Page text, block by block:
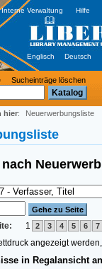
Sucheinträge löschen
Interne Verwaltung Hilfe
Englisch Deutsch
hier: Neuerwerbungsliste
1 2 3 4 5 6 7
angezeigt
in Regalansicht